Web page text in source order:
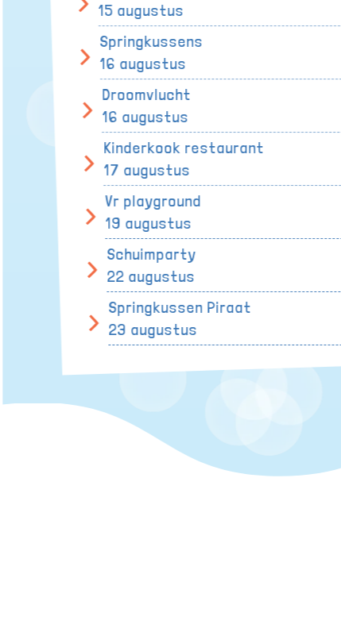
15 augustus
Springkussens
16 augustus
Droomvlucht
16 augustus
Kinderkook restaurant
17 augustus
Vr playground
19 augustus
Schuimparty
22 augustus
Springkussen Piraat
23 augustus